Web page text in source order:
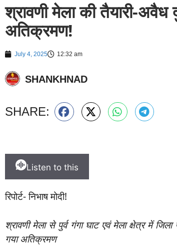
श्रावणी मेला की तैयारी-अवैध
अतिक्रमण!
July 4, 2025 12:32 am
SHANKHNAD
SHARE:
Listen to this
रिपोर्ट- निभाष मोदी!
श्रावणी मेला से पुर्व गंगा घाट एवं मेला क्षेत्र में
गया अतिक्रमण